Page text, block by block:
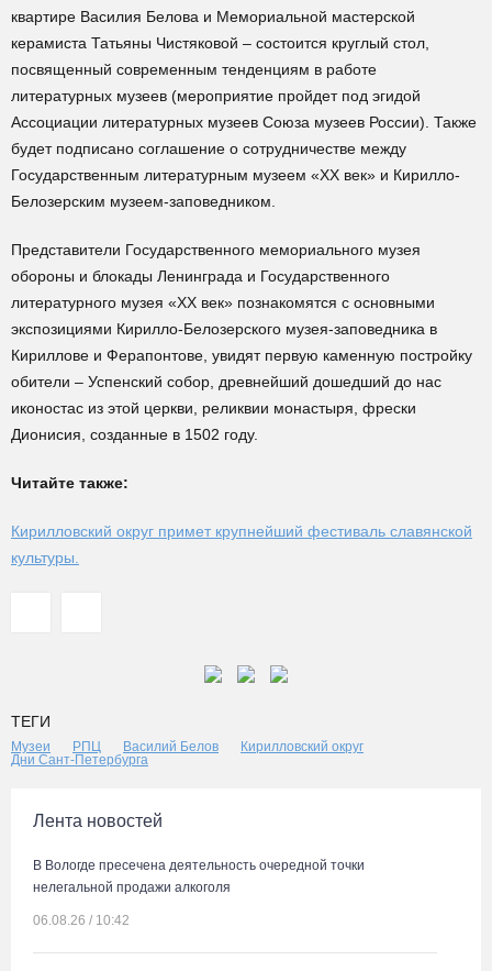
квартире Василия Белова и Мемориальной мастерской
керамиста Татьяны Чистяковой – состоится круглый стол,
посвященный современным тенденциям в работе
литературных музеев (мероприятие пройдет под эгидой
Ассоциации литературных музеев Союза музеев России). Также
будет подписано соглашение о сотрудничестве между
Государственным литературным музеем «ХХ век» и Кирилло-
Белозерским музеем-заповедником.
Представители Государственного мемориального музея
обороны и блокады Ленинграда и Государственного
литературного музея «XX век» познакомятся с основными
экспозициями Кирилло-Белозерского музея-заповедника в
Кириллове и Ферапонтове, увидят первую каменную постройку
обители – Успенский собор, древнейший дошедший до нас
иконостас из этой церкви, реликвии монастыря, фрески
Дионисия, созданные в 1502 году.
Читайте также:
Кирилловский округ примет крупнейший фестиваль славянской
культуры.
ТЕГИ
Музеи РПЦ Василий Белов
Кирилловский округ
Дни Сант-Петербурга
Лента новостей
В Вологде пресечена деятельность очередной точки
нелегальной продажи алкоголя
06.08.26 / 10:42